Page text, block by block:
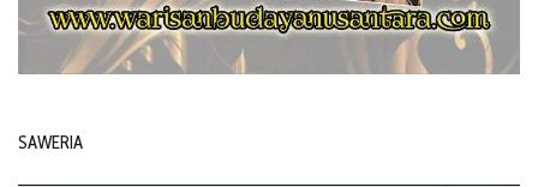
SAWERIA